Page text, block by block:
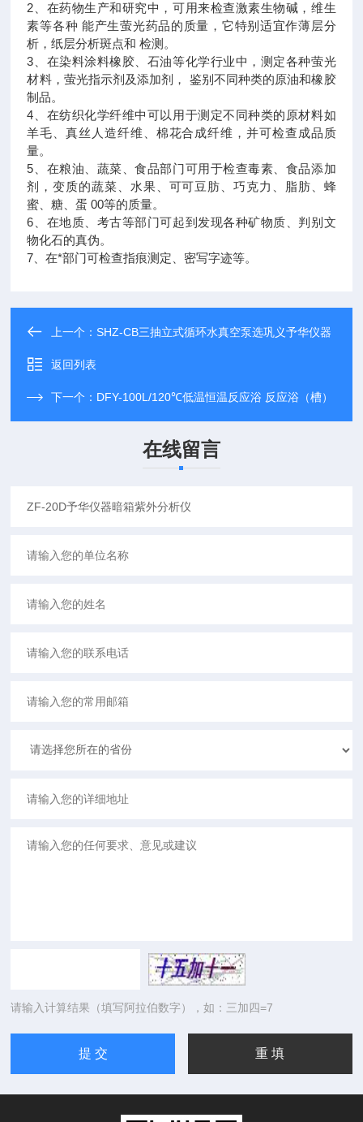
2、在药物生产和研究中，可用来检查激素生物碱，维生
素等各种 能产生萤光药品的质量，它特别适宜作薄层分
析，纸层分析斑点和 检测。
3、在染料涂料橡胶、石油等化学行业中，测定各种萤光
材料，萤光指示剂及添加剂， 鉴别不同种类的原油和橡胶
制品。
4、在纺织化学纤维中可以用于测定不同种类的原材料如
羊毛、真丝人造纤维、棉花合成纤维，并可检查成品质
量。
5、在粮油、蔬菜、食品部门可用于检查毒素、食品添加
剂，变质的蔬菜、水果、可可豆肪、巧克力、脂肪、蜂
蜜、糖、蛋 00等的质量。
6、在地质、考古等部门可起到发现各种矿物质、判别文
物化石的真伪。
7、在*部门可检查指痕测定、密写字迹等。
上一个：SHZ-CB三抽立式循环水真空泵选巩义予华仪器
返回列表
下一个： DFY-100L/120℃低温恒温反应浴 反应浴（槽）
在线留言
请输入计算结果（填写阿拉伯数字），如：三加四=7